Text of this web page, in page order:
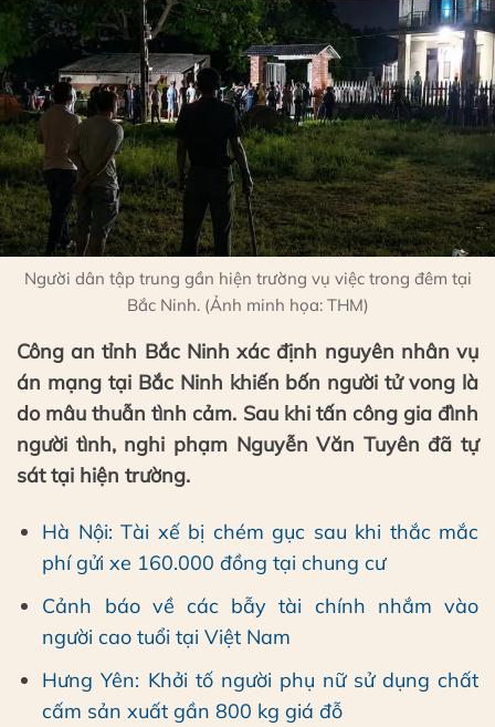
Người dân tập trung gần hiện trường vụ việc trong đêm tại
Bắc Ninh. (Ảnh minh họa: THM)
Công an tỉnh Bắc Ninh xác định nguyên nhân vụ
án mạng tại Bắc Ninh khiến bốn người tử vong là
do mâu thuẫn tình cảm. Sau khi tấn công gia đình
người tình, nghi phạm Nguyễn Văn Tuyên đã tự
sát tại hiện trường.
Hà Nội: Tài xế bị chém gục sau khi thắc mắc
phí gửi xe 160.000 đồng tại chung cư
Cảnh báo về các bẫy tài chính nhắm vào
người cao tuổi tại Việt Nam
Hưng Yên: Khởi tố người phụ nữ sử dụng chất
cấm sản xuất gần 800 kg giá đỗ